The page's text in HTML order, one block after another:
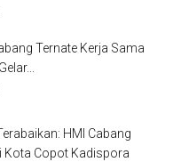
Ternate Kerja Sama
HMI Cabang
Kota Copot Kadispora